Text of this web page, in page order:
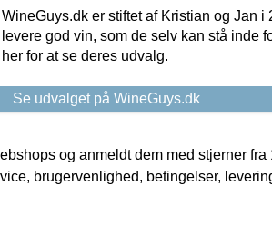
WineGuys.dk er stiftet af Kristian og Jan i
levere god vin, som de selv kan stå inde
her for at se deres udvalg.
Se udvalget på WineGuys.dk
og anmeldt dem med stjerner fra
brugervenlighed, betingelser,